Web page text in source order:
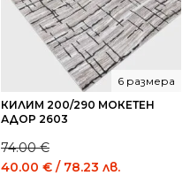
КИЛИМ 200/290 МОКЕТЕН
АДОР 2603
6 размера
74.00€
Original
40.00 € / 78.23 лв.